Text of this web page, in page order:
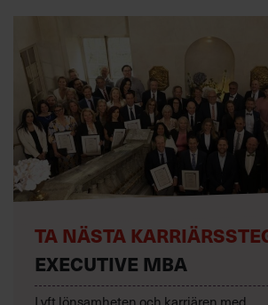
TA NÄSTA
EXECUTIVE MBA